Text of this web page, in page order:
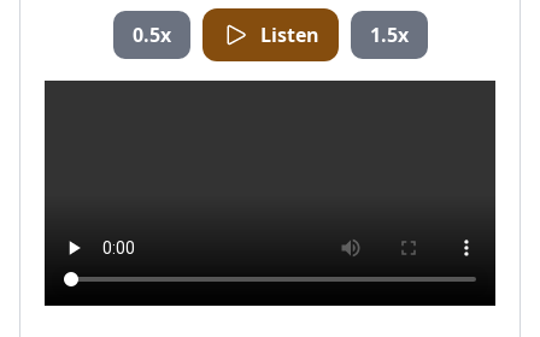
0.5x Listen 1.5x